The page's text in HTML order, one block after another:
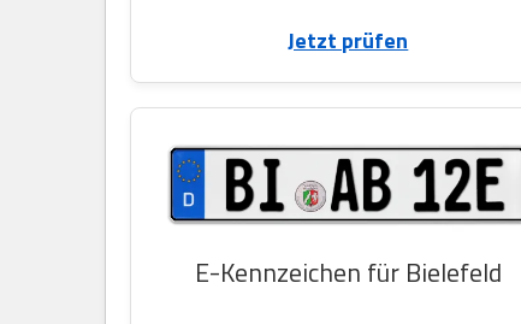
Jetzt prüfen
E-Kennzeichen für Bielefeld